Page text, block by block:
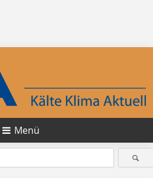
Menü